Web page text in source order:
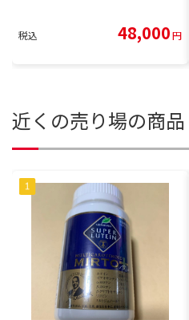
税込 48,000円
近くの売り場の商品